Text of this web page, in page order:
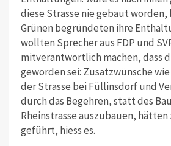
diese Strasse nie gebaut
Grünen begründeten ihre
wollten Sprecher aus FDP und
mitverantwortlich machen, dass
geworden sei: Zusatzwünsche
der Strasse bei Füllinsdorf und
durch das Begehren, statt des
Rheinstrasse auszubauen,
geführt, hiess es.